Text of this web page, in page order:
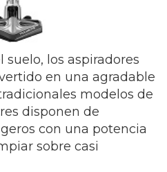
los aspiradores
en una agradable
modelos de
disponen de
con una potencia
sobre casi